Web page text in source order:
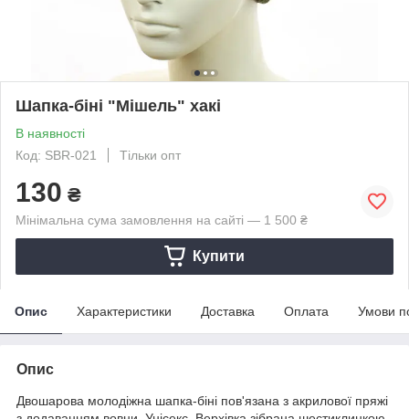
Шапка-біні "Мішель" хакі
В наявності
Код: SBR-021
Тільки опт
130 ₴
Мінімальна сума замовлення на сайті — 1 500 ₴
Купити
Опис Характеристики Доставка Оплата Умови
Опис
Двошарова молодіжна шапка-біні пов'язана з акрилової пряжі